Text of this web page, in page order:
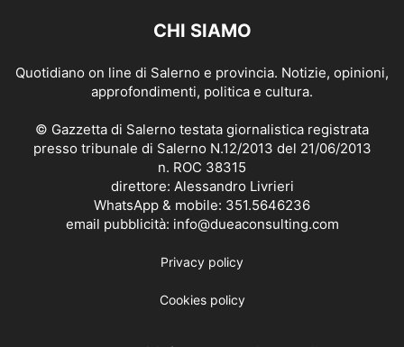
CHI SIAMO
Quotidiano on line di Salerno e provincia. Notizie, opinioni,
approfondimenti, politica e cultura.
© Gazzetta di Salerno testata giornalistica registrata
presso tribunale di Salerno N.12/2013 del 21/06/2013
n. ROC 38315
direttore: Alessandro Livrieri
WhatsApp & mobile: 351.5646236
email pubblicità: info@dueaconsulting.com
Privacy policy
Cookies policy